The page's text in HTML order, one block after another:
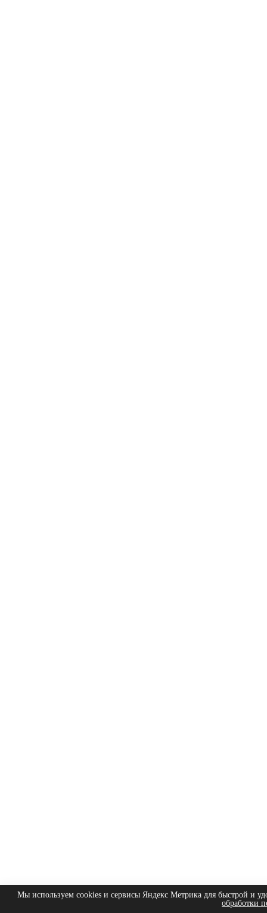
Мы используем cookies и сервисы Яндекс Метрика для быстрой и
обработки